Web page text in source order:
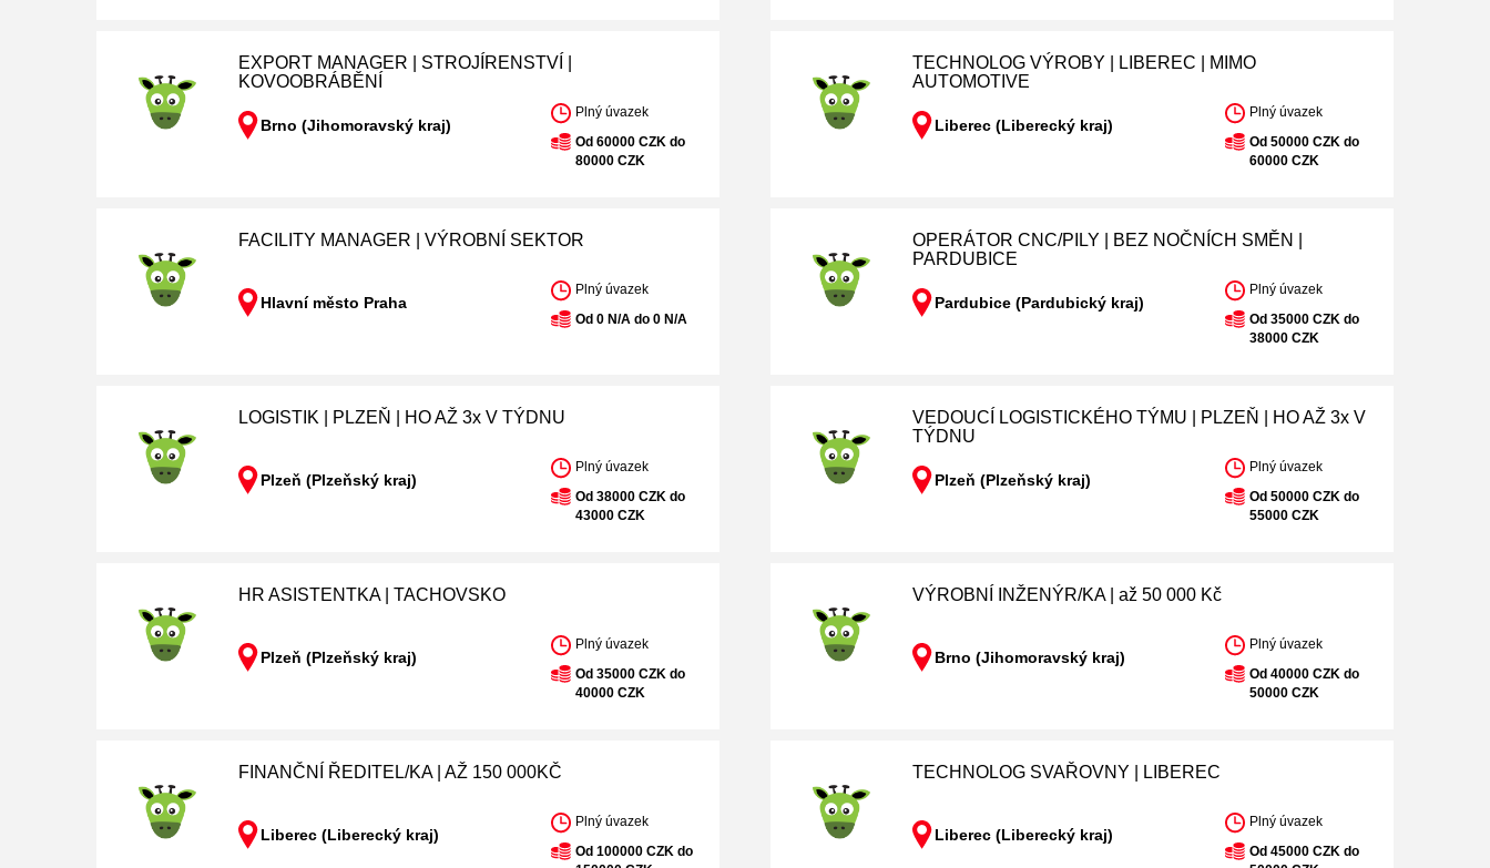
EXPORT MANAGER | STROJÍRENSTVÍ |
KOVOOBRÁBĚNÍ
Brno (Jihomoravský kraj)
Plný úvazek
Od 60000 CZK do
80000 CZK
TECHNOLOG VÝROBY | LIBEREC | MIMO
AUTOMOTIVE
Liberec (Liberecký kraj)
Plný úvazek
Od 50000 CZK do
60000 CZK
FACILITY MANAGER | VÝROBNÍ SEKTOR
Hlavní město Praha
Plný úvazek
Od 0 N/A do 0 N/A
OPERÁTOR CNC/PILY | BEZ NOČNÍCH SMĚN |
PARDUBICE
Pardubice (Pardubický kraj)
Plný úvazek
Od 35000 CZK do
38000 CZK
LOGISTIK | PLZEŇ | HO AŽ 3x V TÝDNU
Plzeň (Plzeňský kraj)
Plný úvazek
Od 38000 CZK do
43000 CZK
VEDOUCÍ LOGISTICKÉHO TÝMU | PLZEŇ | HO AŽ 3x V
TÝDNU
Plzeň (Plzeňský kraj)
Plný úvazek
Od 50000 CZK do
55000 CZK
HR ASISTENTKA | TACHOVSKO
Plzeň (Plzeňský kraj)
Plný úvazek
Od 35000 CZK do
40000 CZK
VÝROBNÍ INŽENÝR/KA | až 50 000 Kč
Brno (Jihomoravský kraj)
Plný úvazek
Od 40000 CZK do
50000 CZK
FINANČNÍ ŘEDITEL/KA | AŽ 150 000KČ
Liberec (Liberecký kraj)
Plný úvazek
Od 100000 CZK do
TECHNOLOG SVAŘOVNY | LIBEREC
Liberec (Liberecký kraj)
Plný úvazek
Od 45000 CZK do